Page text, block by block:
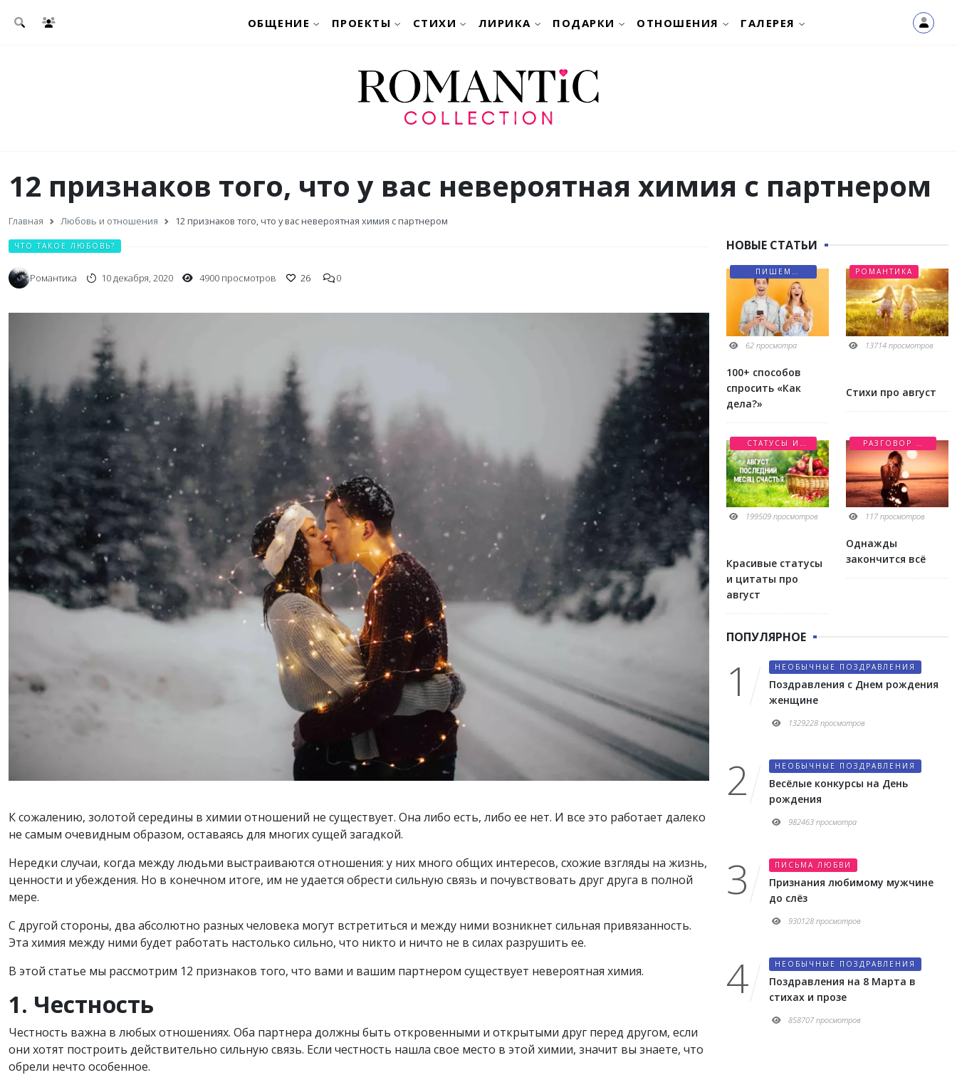
ОБЩЕНИЕ ПРОЕКТЫ СТИХИ ЛИРИКА ПОДАРКИ ОТНОШЕНИЯ ГАЛЕРЕЯ
12 признаков того, что у вас невероятная химия с партнером
Главная Любовь и отношения 12 признаков того, что у вас невероятная химия с партнером
ЧТО ТАКОЕ ЛЮБОВЬ?
Романтика 10 декабря, 2020 4900 просмотров 26 0
К сожалению, золотой середины в химии отношений не существует. Она либо есть, либо ее нет. И все это работает далеко
не самым очевидным образом, оставаясь для многих сущей загадкой.
Нередки случаи, когда между людьми выстраиваются отношения: у них много общих интересов, схожие взгляды на жизнь,
ценности и убеждения. Но в конечном итоге, им не удается обрести сильную связь и почувствовать друг друга в полной
мере.
С другой стороны, два абсолютно разных человека могут встретиться и между ними возникнет сильная привязанность.
Эта химия между ними будет работать настолько сильно, что никто и ничто не в силах разрушить ее.
В этой статье мы рассмотрим 12 признаков того, что вами и вашим партнером существует невероятная химия.
1. Честность
Честность важна в любых отношениях. Оба партнера должны быть откровенными и открытыми друг перед другом, если
они хотят построить действительно сильную связь. Если честность нашла свое место в этой химии, значит вы знаете, что
обрели нечто особенное.
НОВЫЕ СТАТЬИ
ПИШЕМ
ПИСЬМА
62 просмотра
100+ способов
спросить «Как
дела?»
РОМАНТИКА
13714 просмотров
Стихи про август
СТАТУСЫ И
ЦИТАТЫ
199509 просмотров
Красивые статусы
и цитаты про
август
РАЗГОВОР О
ЛЮБВИ
117 просмотров
Однажды
закончится всё
ПОПУЛЯРНОЕ
НЕОБЫЧНЫЕ ПОЗДРАВЛЕНИЯ
Поздравления с Днем рождения
женщине
1329228 просмотров
НЕОБЫЧНЫЕ ПОЗДРАВЛЕНИЯ
Весёлые конкурсы на День
рождения
982463 просмотра
ПИСЬМА ЛЮБВИ
Признания любимому мужчине
до слёз
930128 просмотров
НЕОБЫЧНЫЕ ПОЗДРАВЛЕНИЯ
Поздравления на 8 Марта в
стихах и прозе
858707 просмотров